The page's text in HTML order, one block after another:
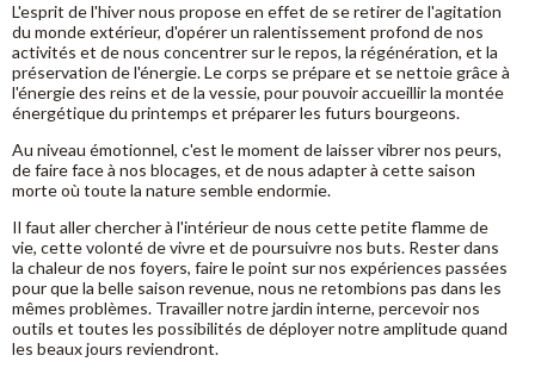
L'esprit de l'hiver nous propose en effet de se retirer de l'agitation
du monde extérieur, d'opérer un ralentissement profond de nos
activités et de nous concentrer sur le repos, la régénération, et la
préservation de l'énergie. Le corps se prépare et se nettoie grâce à
l'énergie des reins et de la vessie, pour pouvoir accueillir la montée
énergétique du printemps et préparer les futurs bourgeons.
Au niveau émotionnel, c'est le moment de laisser vibrer nos peurs,
de faire face à nos blocages, et de nous adapter à cette saison
morte où toute la nature semble endormie.
Il faut aller chercher à l'intérieur de nous cette petite flamme de
vie, cette volonté de vivre et de poursuivre nos buts. Rester dans
la chaleur de nos foyers, faire le point sur nos expériences passées
pour que la belle saison revenue, nous ne retombions pas dans les
mêmes problèmes. Travailler notre jardin interne, percevoir nos
outils et toutes les possibilités de déployer notre amplitude quand
les beaux jours reviendront.